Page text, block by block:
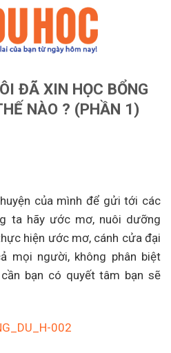
ĐÃ XIN HỌC BỔNG
NÀO ? (PHẦN 1)
của mình để gửi tới các
ta hãy ước mơ, nuôi dưỡng
hiện ước mơ, cánh cửa đại
mọi người, không phân biệt
bạn có quyết tâm bạn sẽ